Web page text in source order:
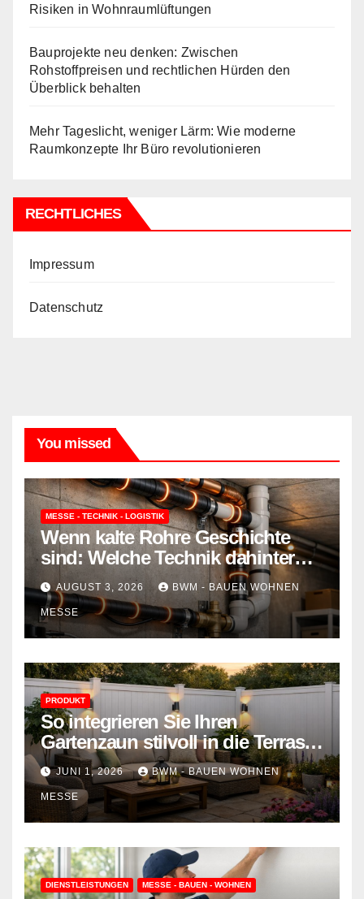
Risiken in Wohnraumlüftungen
Bauprojekte neu denken: Zwischen
Rohstoffpreisen und rechtlichen Hürden den
Überblick behalten
Mehr Tageslicht, weniger Lärm: Wie moderne
Raumkonzepte Ihr Büro revolutionieren
RECHTLICHES
Impressum
Datenschutz
You missed
MESSE - TECHNIK - LOGISTIK
Wenn kalte Rohre Geschichte
sind: Welche Technik dahinter
steckt und wie sie Ihr Zuhause
schützt
AUGUST 3, 2026 BWM - BAUEN WOHNEN
MESSE
PRODUKT
So integrieren Sie Ihren
Gartenzaun stilvoll in die Terrasse
– mehr Komfort, weniger
Aufwand
JUNI 1, 2026 BWM - BAUEN WOHNEN
MESSE
DIENSTLEISTUNGEN MESSE - BAUEN - WOHNEN